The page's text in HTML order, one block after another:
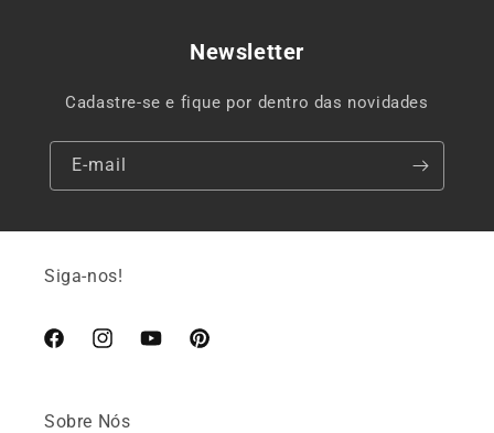
Newsletter
Cadastre-se e fique por dentro das novidades
E-mail
Siga-nos!
FacebookInstagramYouTubePinterest
Sobre Nós